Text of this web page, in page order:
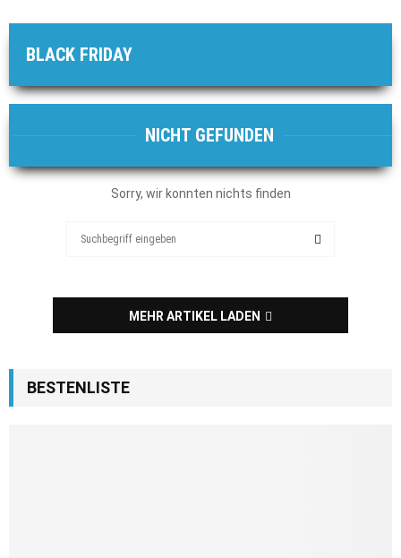
BLACK FRIDAY
NICHT GEFUNDEN
Sorry, wir konnten nichts finden
MEHR ARTIKEL LADEN
BESTENLISTE